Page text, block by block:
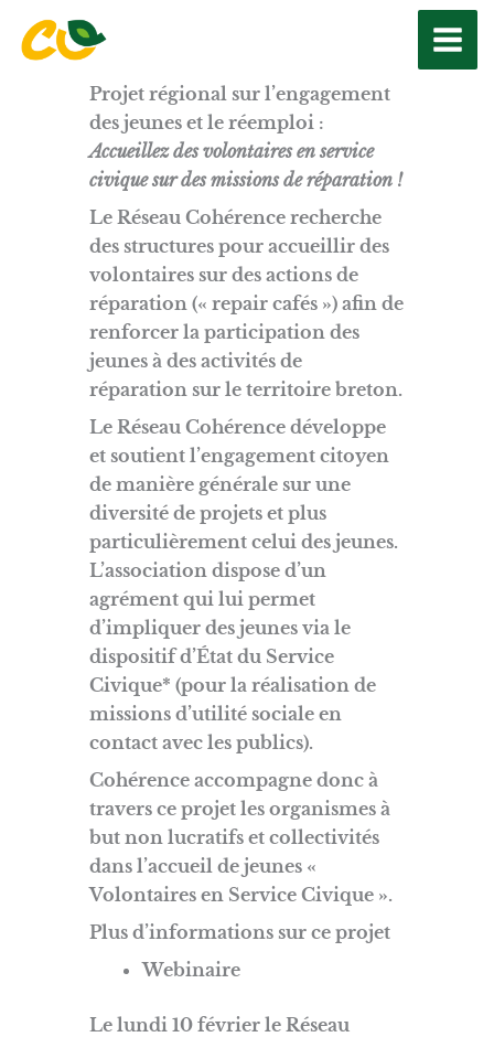
Projet régional sur l’engagement
des jeunes et le réemploi :
Accueillez des volontaires en service
civique sur des missions de réparation !
Le Réseau Cohérence recherche
des structures pour accueillir des
volontaires sur des actions de
réparation (« repair cafés ») afin de
renforcer la participation des
jeunes à des activités de
réparation sur le territoire breton.
Le Réseau Cohérence développe
et soutient l’engagement citoyen
de manière générale sur une
diversité de projets et plus
particulièrement celui des jeunes.
L’association dispose d’un
agrément qui lui permet
d’impliquer des jeunes via le
dispositif d’État du Service
Civique* (pour la réalisation de
missions d’utilité sociale en
contact avec les publics).
Cohérence accompagne donc à
travers ce projet les organismes à
but non lucratifs et collectivités
dans l’accueil de jeunes «
Volontaires en Service Civique ».
Plus d’informations sur ce projet
Webinaire
Le lundi 10 février le Réseau